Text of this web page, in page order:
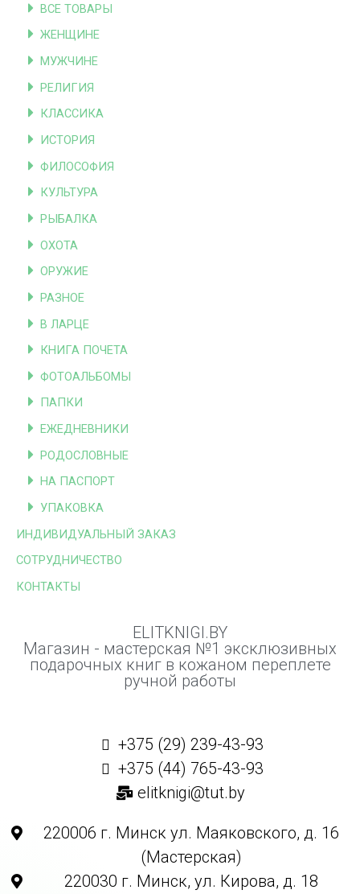
ВСЕ ТОВАРЫ
ЖЕНЩИНЕ
МУЖЧИНЕ
РЕЛИГИЯ
КЛАССИКА
ИСТОРИЯ
ФИЛОСОФИЯ
КУЛЬТУРА
РЫБАЛКА
ОХОТА
ОРУЖИЕ
РАЗНОЕ
В ЛАРЦЕ
КНИГА ПОЧЕТА
ФОТОАЛЬБОМЫ
ПАПКИ
ЕЖЕДНЕВНИКИ
РОДОСЛОВНЫЕ
НА ПАСПОРТ
УПАКОВКА
ИНДИВИДУАЛЬНЫЙ ЗАКАЗ
СОТРУДНИЧЕСТВО
КОНТАКТЫ
ELITKNIGI.BY
Магазин - мастерская №1 эксклюзивных
подарочных книг в кожаном переплете
ручной работы
+375 (29) 239-43-93
+375 (44) 765-43-93
elitknigi@tut.by
220006 г. Минск ул. Маяковского, д. 16
(Мастерская)
220030 г. Минск, ул. Кирова, д. 18